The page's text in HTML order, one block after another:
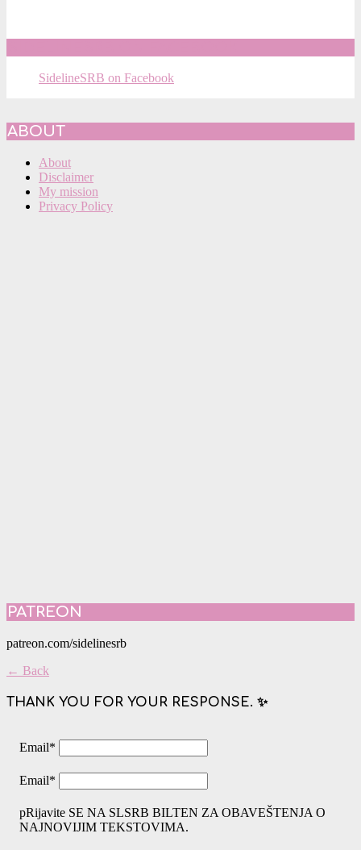
SidelineSRB on Facebook
ABOUT
About
Disclaimer
My mission
Privacy Policy
PATREON
patreon.com/sidelinesrb
← Back
THANK YOU FOR YOUR RESPONSE. ✨
Email*
Email*
pRijavite SE NA SLSRB BILTEN ZA OBAVEŠTENJA O
NAJNOVIJIM TEKSTOVIMA.